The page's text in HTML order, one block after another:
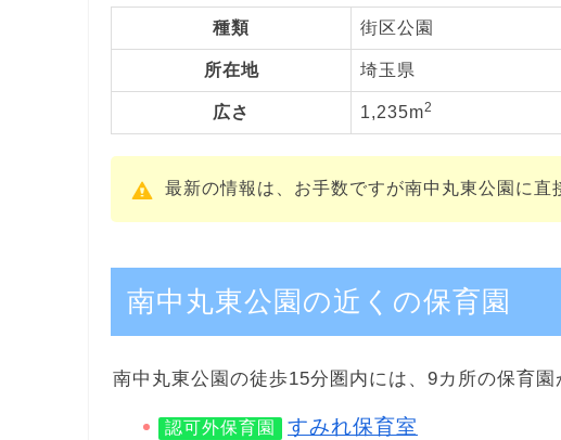
種類 街区公園
所在地 埼玉県
広さ 1,235m2
最新の情報は、お手数ですが南中丸東公園に直
南中丸東公園の近くの保育園
南中丸東公園の徒歩15分圏内には、9カ所の保育園
認可外保育園 すみれ保育室